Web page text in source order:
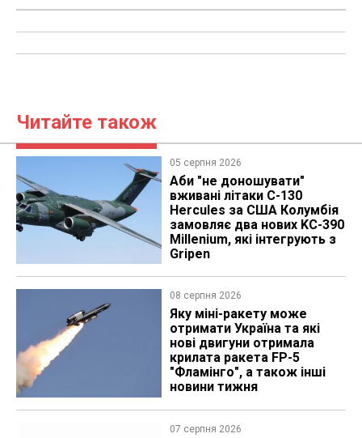
Читайте також
05 серпня 2026
Аби "не доношувати"
вживані літаки C-130
Hercules за США Колумбія
замовляє два нових KC-390
Millenium, які інтегрують з
Gripen
08 серпня 2026
Яку міні-ракету може
отримати Україна та які
нові двигуни отримала
крилата ракета FP-5
"Фламінго", а також інші
новини тижня
07 серпня 2026